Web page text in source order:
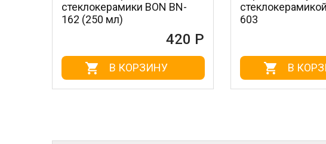
BON BN-
стеклокерамикой BON BN-